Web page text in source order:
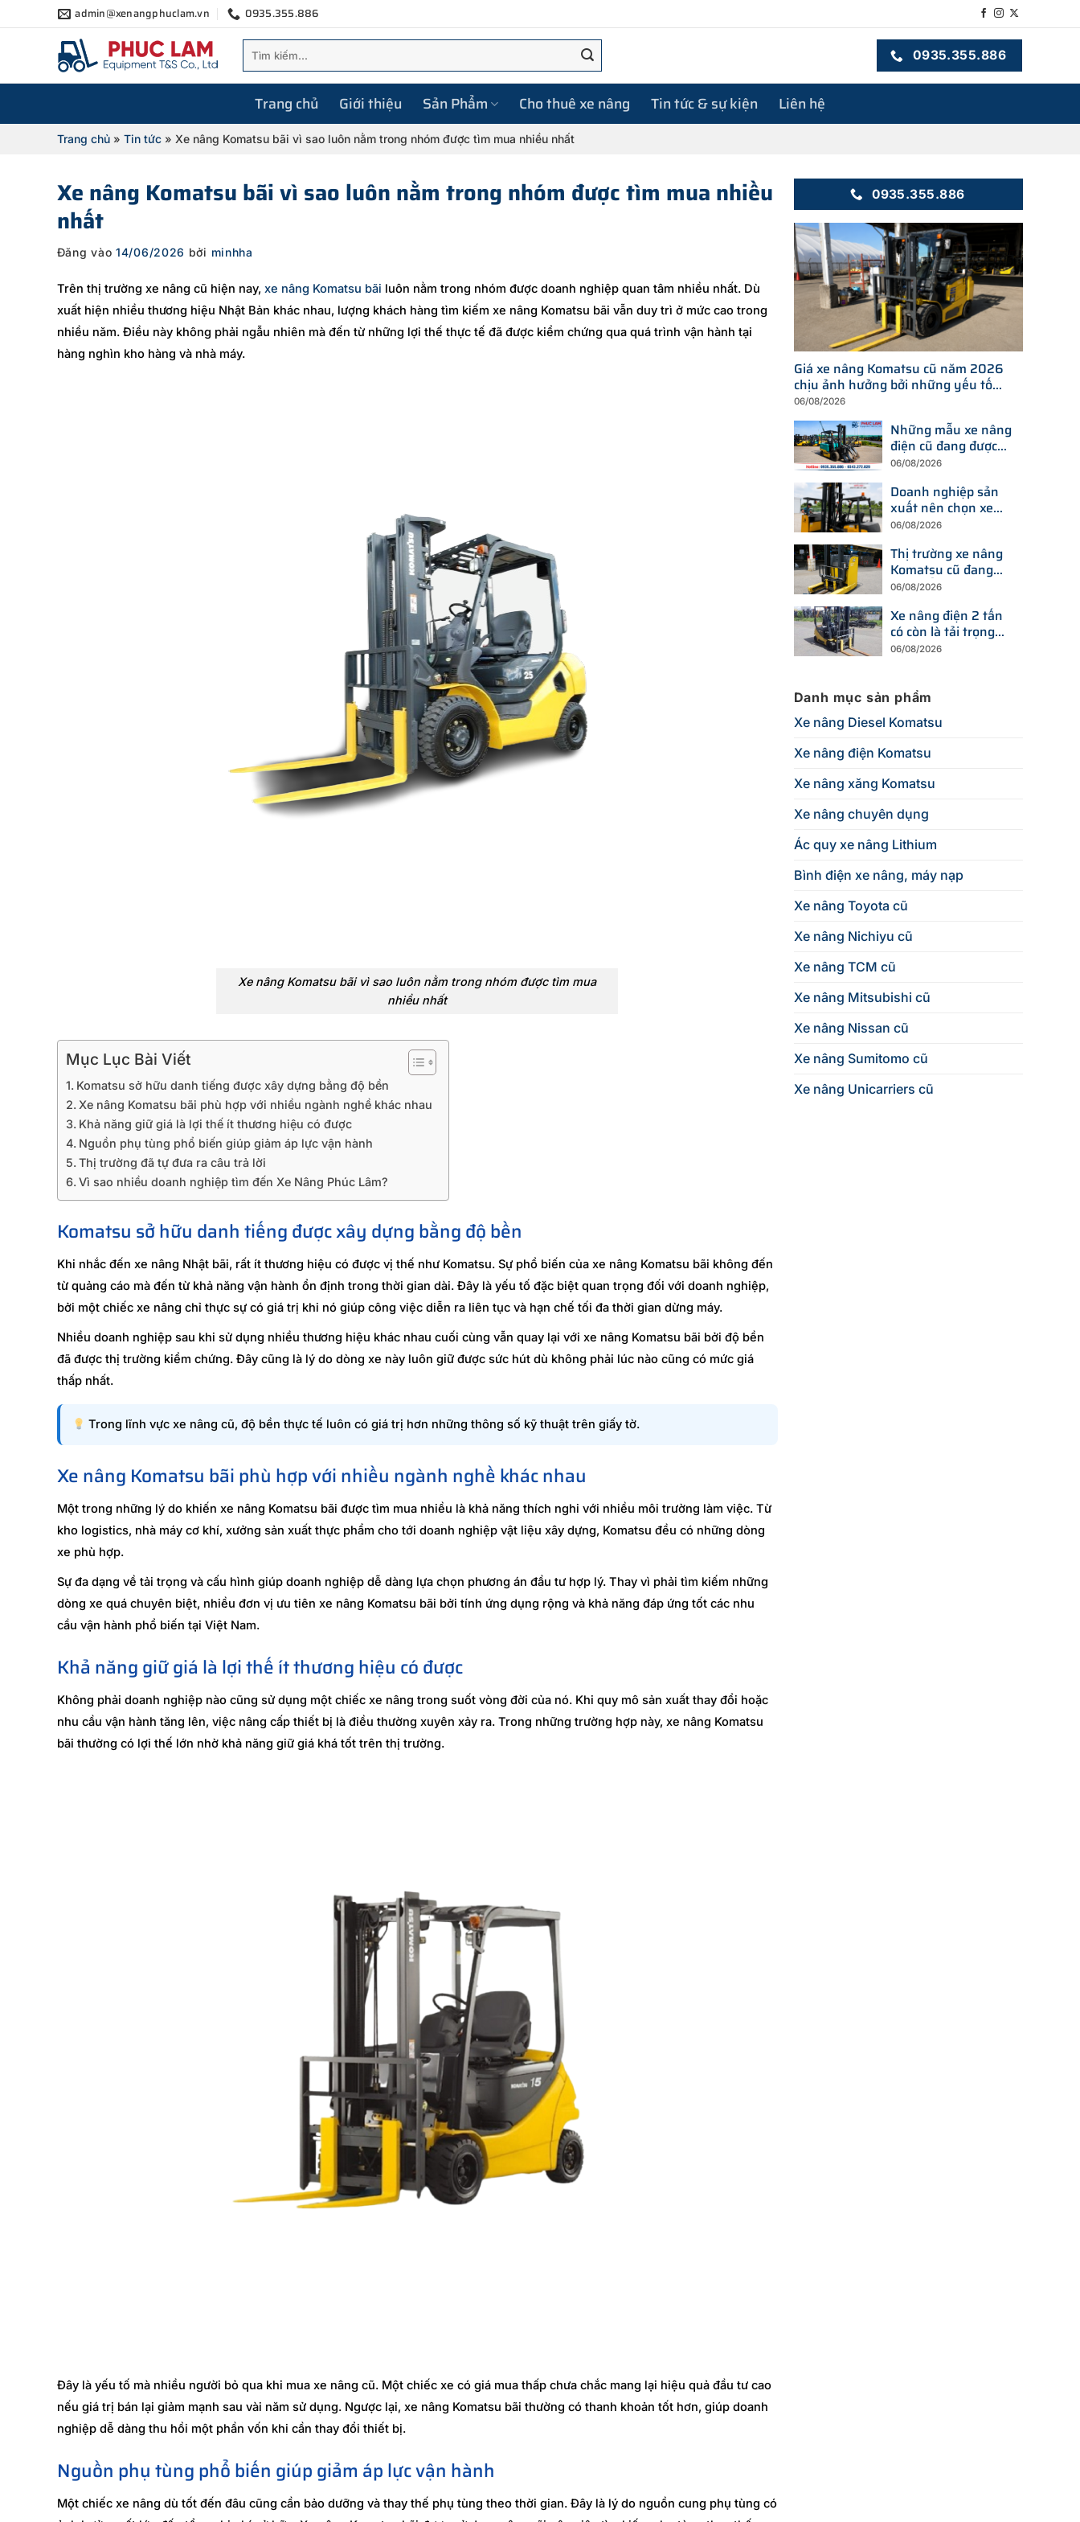
qua
admin@xenangphuclam.vn 0935.355.886
kiếm:
0935.355.886
Trang chủ Giới thiệu Sản Phẩm Cho thuê xe nâng Tin tức & sự kiện Liên hệ
Trang chủ» Tin tức» Xe nâng Komatsu bãi vì sao luôn nằm trong nhóm được tìm mua nhiều nhất
Xe nâng Komatsu bãi vì sao luôn nằm trong nhóm được tìm mua nhiều
nhất
Đăng vào14/06/2026 bởi minhha
Trên thị trường xe nâng cũ hiện nay, xe nâng Komatsu bãi luôn nằm trong nhóm được doanh nghiệp quan tâm nhiều nhất. Dù
xuất hiện nhiều thương hiệu Nhật Bản khác nhau, lượng khách hàng tìm kiếm xe nâng Komatsu bãi vẫn duy trì ở mức cao trong
nhiều năm. Điều này không phải ngẫu nhiên mà đến từ những lợi thế thực tế đã được kiểm chứng qua quá trình vận hành tại
hàng nghìn kho hàng và nhà máy.
Xe nâng Komatsu bãi vì sao luôn nằm trong nhóm được tìm mua
nhiều nhất
Mục Lục Bài Viết
Komatsu sở hữu danh tiếng được xây dựng bằng độ bền
Xe nâng Komatsu bãi phù hợp với nhiều ngành nghề khác nhau
Khả năng giữ giá là lợi thế ít thương hiệu có được
Nguồn phụ tùng phổ biến giúp giảm áp lực vận hành
Thị trường đã tự đưa ra câu trả lời
Vì sao nhiều doanh nghiệp tìm đến Xe Nâng Phúc Lâm?
Komatsu sở hữu danh tiếng được xây dựng bằng độ bền
Khi nhắc đến xe nâng Nhật bãi, rất ít thương hiệu có được vị thế như Komatsu. Sự phổ biến của xe nâng Komatsu bãi không đến
từ quảng cáo mà đến từ khả năng vận hành ổn định trong thời gian dài. Đây là yếu tố đặc biệt quan trọng đối với doanh nghiệp,
bởi một chiếc xe nâng chỉ thực sự có giá trị khi nó giúp công việc diễn ra liên tục và hạn chế tối đa thời gian dừng máy.
Nhiều doanh nghiệp sau khi sử dụng nhiều thương hiệu khác nhau cuối cùng vẫn quay lại với xe nâng Komatsu bãi bởi độ bền
đã được thị trường kiểm chứng. Đây cũng là lý do dòng xe này luôn giữ được sức hút dù không phải lúc nào cũng có mức giá
thấp nhất.
Trong lĩnh vực xe nâng cũ, độ bền thực tế luôn có giá trị hơn những thông số kỹ thuật trên giấy tờ.
Xe nâng Komatsu bãi phù hợp với nhiều ngành nghề khác nhau
Một trong những lý do khiến xe nâng Komatsu bãi được tìm mua nhiều là khả năng thích nghi với nhiều môi trường làm việc. Từ
kho logistics, nhà máy cơ khí, xưởng sản xuất thực phẩm cho tới doanh nghiệp vật liệu xây dựng, Komatsu đều có những dòng
xe phù hợp.
Sự đa dạng về tải trọng và cấu hình giúp doanh nghiệp dễ dàng lựa chọn phương án đầu tư hợp lý. Thay vì phải tìm kiếm những
dòng xe quá chuyên biệt, nhiều đơn vị ưu tiên xe nâng Komatsu bãi bởi tính ứng dụng rộng và khả năng đáp ứng tốt các nhu
cầu vận hành phổ biến tại Việt Nam.
Khả năng giữ giá là lợi thế ít thương hiệu có được
Không phải doanh nghiệp nào cũng sử dụng một chiếc xe nâng trong suốt vòng đời của nó. Khi quy mô sản xuất thay đổi hoặc
nhu cầu vận hành tăng lên, việc nâng cấp thiết bị là điều thường xuyên xảy ra. Trong những trường hợp này, xe nâng Komatsu
bãi thường có lợi thế lớn nhờ khả năng giữ giá khá tốt trên thị trường.
Đây là yếu tố mà nhiều người bỏ qua khi mua xe nâng cũ. Một chiếc xe có giá mua thấp chưa chắc mang lại hiệu quả đầu tư cao
nếu giá trị bán lại giảm mạnh sau vài năm sử dụng. Ngược lại, xe nâng Komatsu bãi thường có thanh khoản tốt hơn, giúp doanh
nghiệp dễ dàng thu hồi một phần vốn khi cần thay đổi thiết bị.
Nguồn phụ tùng phổ biến giúp giảm áp lực vận hành
Một chiếc xe nâng dù tốt đến đâu cũng cần bảo dưỡng và thay thế phụ tùng theo thời gian. Đây là lý do nguồn cung phụ tùng có
0935.355.886
Giá xe nâng Komatsu cũ năm 2026
chịu ảnh hưởng bởi những yếu tố
nào?
06/08/2026
Những mẫu xe nâng
điện cũ đang được
tìm kiếm nhiều nhất
nay
06/08/2026
Doanh nghiệp sản
xuất nên chọn xe
nâng điện hay xe
chi phí?
06/08/2026
Thị trường xe nâng
Komatsu cũ đang
thay đổi ra sao trước
thiết bị mới?
06/08/2026
Xe nâng điện 2 tấn
có còn là tải trọng
được doanh nghiệp
06/08/2026
Danh mục sản phẩm
Xe nâng Diesel Komatsu
Xe nâng điện Komatsu
Xe nâng xăng Komatsu
Xe nâng chuyên dụng
Ác quy xe nâng Lithium
Bình điện xe nâng, máy nạp
Xe nâng Toyota cũ
Xe nâng Nichiyu cũ
Xe nâng TCM cũ
Xe nâng Mitsubishi cũ
Xe nâng Nissan cũ
Xe nâng Sumitomo cũ
Xe nâng Unicarriers cũ